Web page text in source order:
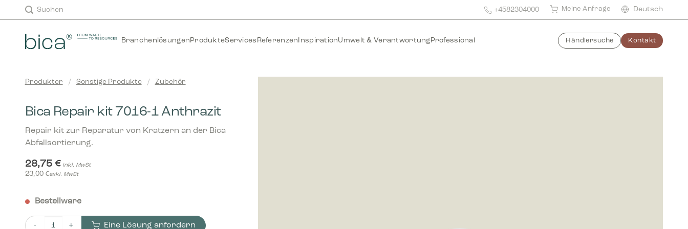
Inhalt
Suchen +4582304000 Meine Anfrage Deutsch
Branchenlösungen ProdukteServices Referenzen InspirationUmwelt & Verantwortung Professional Händlersuche Kontakt
Produkter / Sonstige Produkte / Zubehör
Bica Repair kit 7016-1 Anthrazit
Repair kit zur Reparatur von Kratzern an der Bica
Abfallsortierung.
28,75 € inkl. MwSt
23,00 €exkl. MwSt
Bestellware
Eine Lösung anfordern